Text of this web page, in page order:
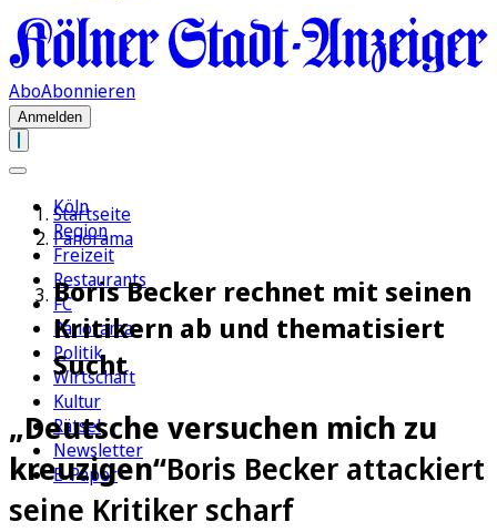
AboAbonnieren
Anmelden
Köln
Region
Freizeit
Restaurants
FC
Panorama
Politik
Wirtschaft
Kultur
Rätsel
Newsletter
E-Paper
Startseite
Panorama
Boris Becker rechnet mit seinen
Kritikern ab und thematisiert
Sucht
„Deutsche versuchen mich zu
kreuzigen“Boris Becker attackiert
seine Kritiker scharf